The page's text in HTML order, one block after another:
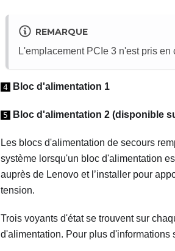
REMARQUE
L'emplacement PCIe 3 n'est pris
4 Bloc d'alimentation 1
5 Bloc d'alimentation 2 (disponible
Les blocs d'alimentation de secours
système lorsqu'un bloc d'alimentation
auprès de Lenovo et l’installer pour
tension.
Trois voyants d'état se trouvent sur
d'alimentation. Pour plus d'informations